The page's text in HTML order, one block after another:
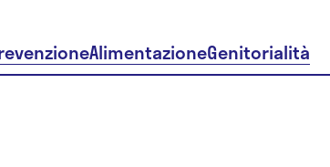
AlimentazioneGenitorialità